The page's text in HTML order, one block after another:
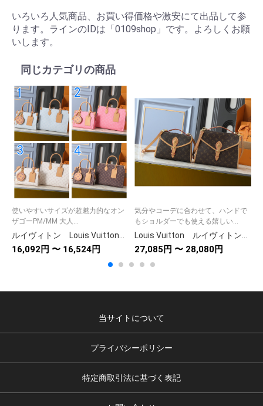
いろいろ人気商品、お買い得価格や激安にて出品して参
ります。ラインのIDは「0109shop」です。よろしくお願
いします。
同じカテゴリの商品
使いやすいサイズが超魅力的なオン
ザゴーPM/MM 大人...
16,092円 〜 16,524円
気分やコーデに合わせて、ハンドで
もショルダーでも使える嬉しい...
27,085円 〜 28,080円
当サイトについて
プライバシーポリシー
特定商取引法に基づく表記